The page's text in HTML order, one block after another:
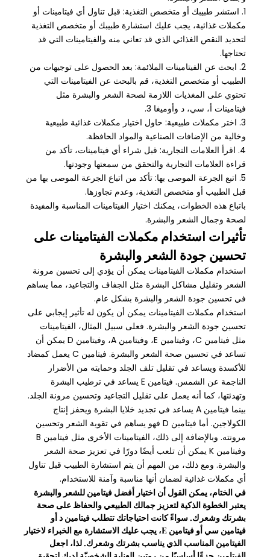
1. استشر طبيبك أو متخصص التغذية: قبل تناول أي فيتامينات أو
مكملات غذائية، يجب عليك استشارة طبيبك أو متخصص التغذية
لتحديد النقص الغذائي الذي قد تعاني منه والفيتامينات التي قد
تحتاجها.
2. ابحث عن الفيتامينات الملائمة: بعد الحصول على توجيهات من
الطبيب أو متخصص التغذية، قم بالبحث عن الفيتامينات التي
تحتوي على المغذيات اللازمة لصحة الشعر والبشرة مثل
فيتامينات أ، سي، د وأوميغا 3.
3. اختر مكملات طبيعية: حاول اختيار مكملات غذائية طبيعية
وخالية من الإضافات الصناعية والمواد الحافظة.
4. اقرأ العلامات التجارية: قبل شراء أي فيتامينات، تأكد من
قراءة العلامات التجارية والتحقق من سمعتها وجودتها.
5. اتبع الجرعة الموصى بها: تأكد من اتباع الجرعة الموصى بها من
قبل الطبيب أو متخصص التغذية، وعدم تجاوزها.
باتباع هذه الخطوات، يمكنك اختيار الفيتامينات المناسبة والمفيدة
لصحة وجمال الشعر والبشرة.
تأثيرات استخدام مكملات الفيتامينات على
تحسين جودة الشعر والبشرة
استخدام مكملات الفيتامينات يمكن أن يؤدي إلى تحسين مرونة
الشعر وتقليل مشاكل البشرة مثل الجفاف والتجاعيد، مما يساهم
في تحسين جودة الشعر والبشرة بشكل عام.
استخدام مكملات الفيتامينات يمكن أن يكون له تأثير إيجابي على
تحسين جودة الشعر والبشرة. فعلى سبيل المثال، الفيتامينات
مثل فيتامين C، وفيتامين E، وفيتامين A، وفيتامين D يمكن أن
تساعد في تحسين صحة الشعر والبشرة. فيتامين C يعمل كمضاد
للأكسدة ويساعد في تقليل تلف الجلد وحمايته من الأضرار
الناجمة عن الشمس. فيتامين E يساعد في ترطيب البشرة
وتهدئتها، كما أنه يعمل على تقليل التجاعيد وتحسين مرونة الجلد.
بينما فيتامين A يساعد في تجديد خلايا البشرة ويحفز إنتاج
الكولاجين. أما فيتامين D فهو يساهم في تقوية الشعر وتحسين
مرونته. وبالإضافة إلى ذلك، الفيتامينات الأخرى مثل فيتامين B
وفيتامين K يمكن أن تلعب أيضًا دورًا في تعزيز صحة الشعر
والبشرة. ومع ذلك، من المهم أن يتم استشارة الطبيب قبل تناول
أي مكملات غذائية لضمان أنها مناسبة وآمنة للاستخدام.
في الختام، يمكن القول أن اختيار أفضل فيتامين للشعر والبشرة
يعتبر الخطوة الذكية لتعزيز جمالك الطبيعي والحفاظ على صحة
بشرتك وشعرك. سواءً كانت احتياجاتك تتطلب فيتامين د أو
فيتامين سي أو فيتامين E، يجب عليك الاستشارة مع الخبراء لاختيار
الفيتامين المناسب الذي يناسب بشرتك وشعرك. لذا، اجعل